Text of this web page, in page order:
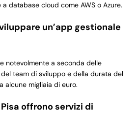
database cloud come AWS o Azure.
un’app gestionale
notevolmente a seconda delle
team di sviluppo e della durata del
alcune migliaia di euro.
offrono servizi di